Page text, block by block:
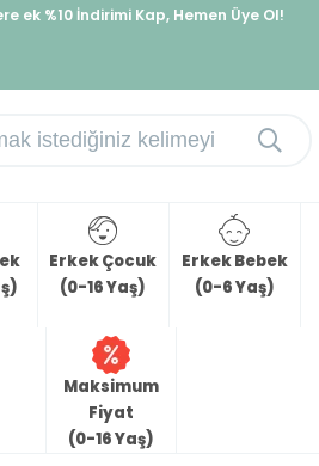
ek %10 İndirimi Kap, Hemen Üye Ol!
Erkek Çocuk
(0-16 Yaş)
Erkek Bebek
(0-6 Yaş)
Maksimum
Fiyat
(0-16 Yaş)